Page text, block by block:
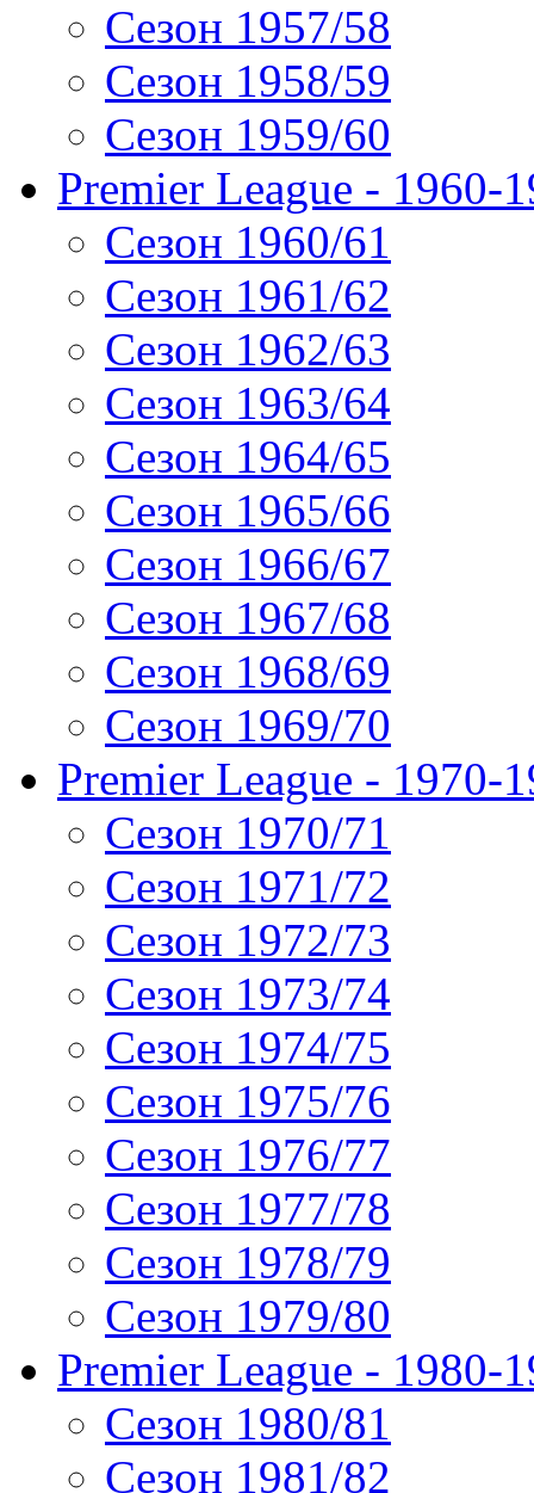
Сезон 1957/58
Сезон 1958/59
Сезон 1959/60
Premier League - 1960-
Сезон 1960/61
Сезон 1961/62
Сезон 1962/63
Сезон 1963/64
Сезон 1964/65
Сезон 1965/66
Сезон 1966/67
Сезон 1967/68
Сезон 1968/69
Сезон 1969/70
Premier League - 1970-
Сезон 1970/71
Сезон 1971/72
Сезон 1972/73
Сезон 1973/74
Сезон 1974/75
Сезон 1975/76
Сезон 1976/77
Сезон 1977/78
Сезон 1978/79
Сезон 1979/80
Premier League - 1980-
Сезон 1980/81
Сезон 1981/82